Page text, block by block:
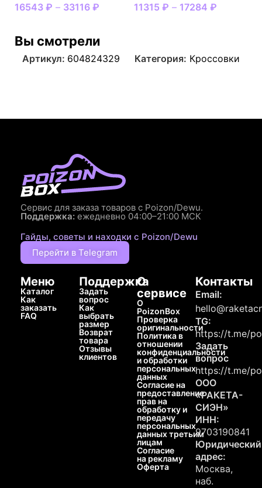
16543 ₽ – 33116 ₽ 11315 ₽ – 17284 ₽
Вы смотрели
Артикул: 604824329 Категория: Кроссовки
Сервис для заказа товаров с Poizon/Dewu.
Поддержка: ежедневно 04:00–21:00 МСК
Гайды, советы и находки с Poizon/Dewu
Перейти в Telegram
Меню
Каталог
Как
заказать
FAQ
Поддержка
Задать
вопрос
Как
выбрать
размер
Возврат
товара
Отзывы
клиентов
О
сервисе
О
PoizonBox
Проверка
оригинальности
Политика в
отношении
конфиденциальности
и обработки
персональных
данных
Согласие на
предоставление
прав на
обработку и
передачу
персональных
данных третьим
лицам
Согласие
на рекламу
Оферта
Контакты
Email:
TG:
https://t.me/
Задать
вопрос
https://t.me/
ООО
«РАКЕТА-
СИЭН»
ИНН:
9703190841
Юридический
адрес:
Москва,
наб.